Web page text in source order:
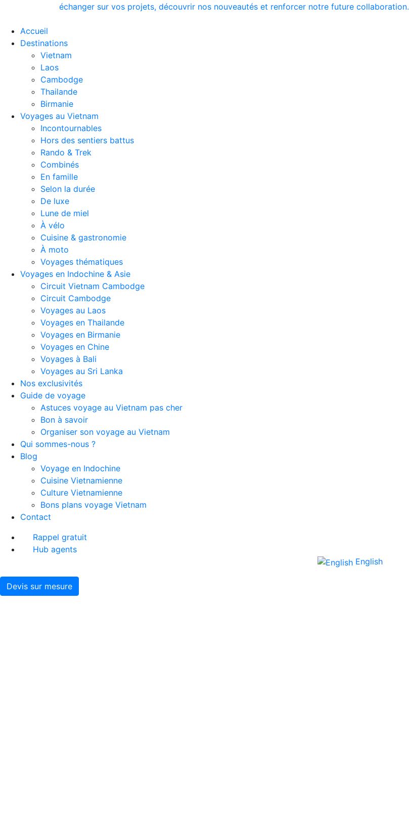
échanger sur vos projets, découvrir nos nouveautés et renforcer notre future collaboration.
Accueil
Destinations
Vietnam
Laos
Cambodge
Thailande
Birmanie
Voyages au Vietnam
Incontournables
Hors des sentiers battus
Rando & Trek
Combinés
En famille
Selon la durée
De luxe
Lune de miel
À vélo
Cuisine & gastronomie
À moto
Voyages thématiques
Voyages en Indochine & Asie
Circuit Vietnam Cambodge
Circuit Cambodge
Voyages au Laos
Voyages en Thailande
Voyages en Birmanie
Voyages en Chine
Voyages à Bali
Voyages au Sri Lanka
Nos exclusivités
Guide de voyage
Astuces voyage au Vietnam pas cher
Bon à savoir
Organiser son voyage au Vietnam
Qui sommes-nous ?
Blog
Voyage en Indochine
Cuisine Vietnamienne
Culture Vietnamienne
Bons plans voyage Vietnam
Contact
Rappel gratuit
Hub agents
English
Devis sur mesure